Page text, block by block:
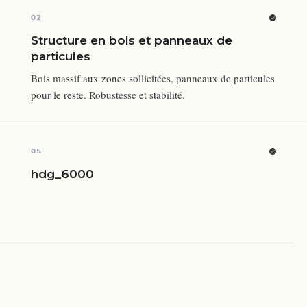
02
Structure en bois et panneaux de
particules
Bois massif aux zones sollicitées, panneaux de particules
pour le reste. Robustesse et stabilité.
05
hdg_6000